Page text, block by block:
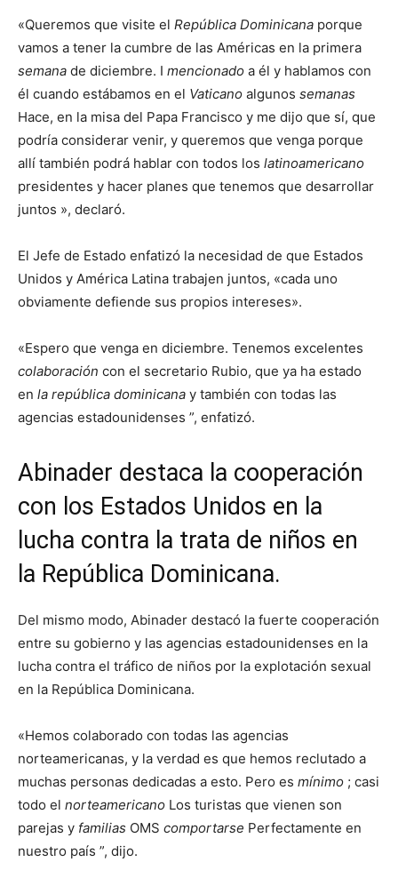
«Queremos que visite el República Dominicana porque
vamos a tener la cumbre de las Américas en la primera
semana de diciembre. I mencionado a él y hablamos con
él cuando estábamos en el Vaticano algunos semanas
Hace, en la misa del Papa Francisco y me dijo que sí, que
podría considerar venir, y queremos que venga porque
allí también podrá hablar con todos los latinoamericano
presidentes y hacer planes que tenemos que desarrollar
juntos », declaró.
El Jefe de Estado enfatizó la necesidad de que Estados
Unidos y América Latina trabajen juntos, «cada uno
obviamente defiende sus propios intereses».
«Espero que venga en diciembre. Tenemos excelentes
colaboración con el secretario Rubio, que ya ha estado
en la república dominicana y también con todas las
agencias estadounidenses ”, enfatizó.
Abinader destaca la cooperación
con los Estados Unidos en la
lucha contra la trata de niños en
la República Dominicana.
Del mismo modo, Abinader destacó la fuerte cooperación
entre su gobierno y las agencias estadounidenses en la
lucha contra el tráfico de niños por la explotación sexual
en la República Dominicana.
«Hemos colaborado con todas las agencias
norteamericanas, y la verdad es que hemos reclutado a
muchas personas dedicadas a esto. Pero es mínimo ; casi
todo el norteamericano Los turistas que vienen son
parejas y familias OMS comportarse Perfectamente en
nuestro país ”, dijo.